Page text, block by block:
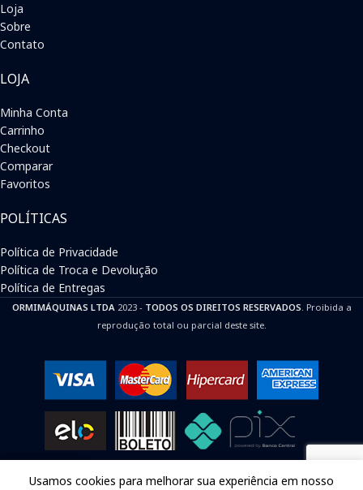
Loja
Sobre
Contato
LOJA
Minha Conta
Carrinho
Checkout
Comparar
Favoritos
POLÍTICAS
Política de Privacidade
Política de Troca e Devolução
Política de Entregas
ORMIMÁQUINAS LTDA2023 - TODOS OS DIREITOS RESERVADOS. Proibida a
reprodução total ou parcial deste site.
Usamos cookies para melhorar sua experiência em nosso